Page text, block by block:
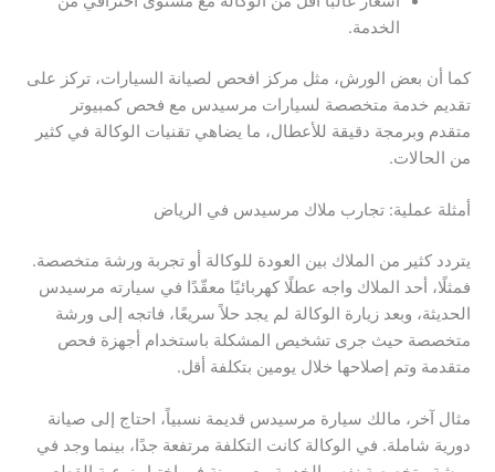
الخدمة.
كما أن بعض الورش، مثل مركز افحص لصيانة السيارات، تركز على
تقديم خدمة متخصصة لسيارات مرسيدس مع فحص كمبيوتر
متقدم وبرمجة دقيقة للأعطال، ما يضاهي تقنيات الوكالة في كثير
من الحالات.
أمثلة عملية: تجارب ملاك مرسيدس في الرياض
يتردد كثير من الملاك بين العودة للوكالة أو تجربة ورشة متخصصة.
فمثلًا، أحد الملاك واجه عطلًا كهربائيًا معقّدًا في سيارته مرسيدس
الحديثة، وبعد زيارة الوكالة لم يجد حلاً سريعًا، فاتجه إلى ورشة
متخصصة حيث جرى تشخيص المشكلة باستخدام أجهزة فحص
متقدمة وتم إصلاحها خلال يومين بتكلفة أقل.
مثال آخر، مالك سيارة مرسيدس قديمة نسبياً، احتاج إلى صيانة
دورية شاملة. في الوكالة كانت التكلفة مرتفعة جدًا، بينما وجد في